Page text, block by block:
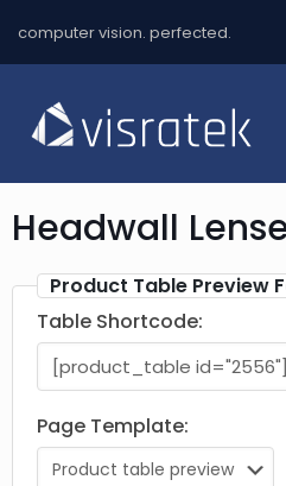
computer vision. perfected.
Headwall
Product Table Preview
Table Shortcode:
Page Template: